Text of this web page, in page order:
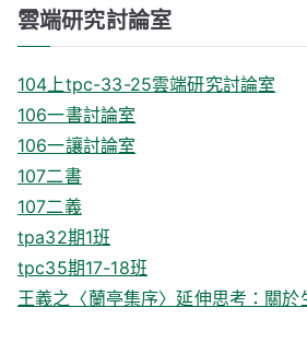
雲端研究討論室
104上tpc-33-25雲端研究討論室
106一書討論室
106一讓討論室
107二書
107二義
tpa32期1班
tpc35期17-18班
王義之〈蘭亭集序〉延伸思考：關